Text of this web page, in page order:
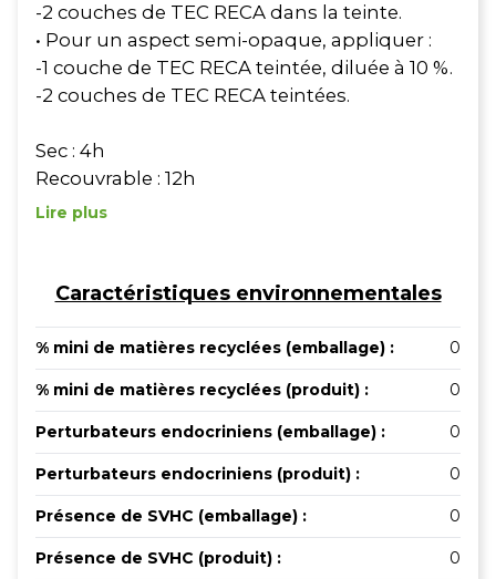
-2 couches de TEC RECA dans la teinte.
• Pour un aspect semi-opaque, appliquer :
-1 couche de TEC RECA teintée, diluée à 10 %.
-2 couches de TEC RECA teintées.
Sec : 4h
Recouvrable : 12h
Lire plus
Caractéristiques environnementales
% mini de matières recyclées (emballage) : 0
% mini de matières recyclées (produit) : 0
Perturbateurs endocriniens (emballage) : 0
Perturbateurs endocriniens (produit) : 0
Présence de SVHC (emballage) : 0
Présence de SVHC (produit) : 0